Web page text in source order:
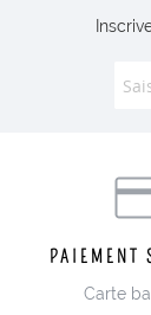
PAIEMENT
Carte